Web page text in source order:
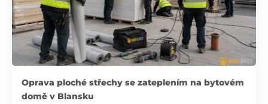
Oprava ploché střechy se zateplením na bytovém
domě v Blansku